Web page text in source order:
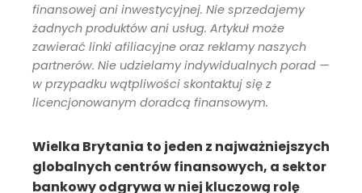
finansowej ani inwestycyjnej. Nie sprzedajemy
żadnych produktów ani usług. Artykuł może
zawierać linki afiliacyjne oraz reklamy naszych
partnerów. Nie udzielamy indywidualnych porad —
w przypadku wątpliwości skontaktuj się z
licencjonowanym doradcą finansowym.
Wielka Brytania to jeden z najważniejszych
globalnych centrów finansowych, a sektor
bankowy odgrywa w niej kluczową rolę